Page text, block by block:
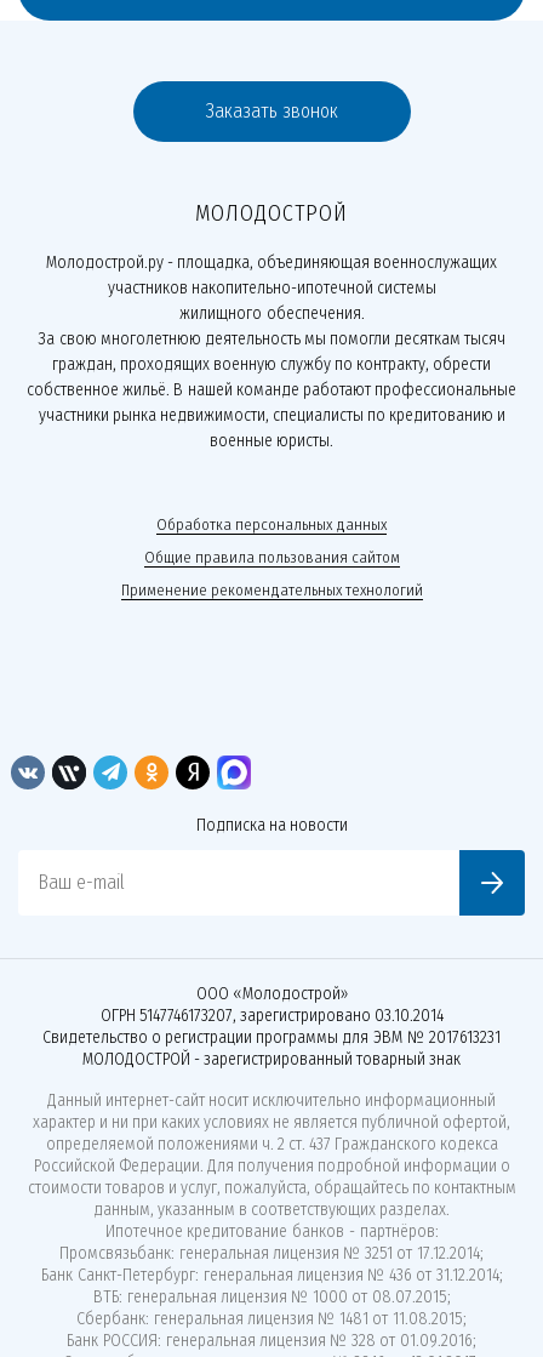
Заказать звонок
МОЛОДОСТРОЙ
Молодострой.ру - площадка, объединяющая военнослужащих
участников накопительно-ипотечной системы
жилищного обеспечения.
За свою многолетнюю деятельность мы помогли десяткам тысяч
граждан, проходящих военную службу по контракту, обрести
собственное жильё. В нашей команде работают профессиональные
участники рынка недвижимости, специалисты по кредитованию и
военные юристы.
Обработка персональных данных
Общие правила пользования сайтом
Применение рекомендательных технологий
Подписка на новости
Ваш e-mail
ООО «Молодострой»
ОГРН 5147746173207, зарегистрировано 03.10.2014
Свидетельство о регистрации программы для ЭВМ № 2017613231
МОЛОДОСТРОЙ - зарегистрированный товарный знак
Данный интернет-сайт носит исключительно информационный
характер и ни при каких условиях не является публичной офертой,
определяемой положениями ч. 2 ст. 437 Гражданского кодекса
Российской Федерации. Для получения подробной информации о
стоимости товаров и услуг, пожалуйста, обращайтесь по контактным
данным, указанным в соответствующих разделах.
Ипотечное кредитование банков - партнёров:
Промсвязьбанк: генеральная лицензия № 3251 от 17.12.2014;
Банк Санкт-Петербург: генеральная лицензия № 436 от 31.12.2014;
ВТБ: генеральная лицензия № 1000 от 08.07.2015;
Сбербанк: генеральная лицензия № 1481 от 11.08.2015;
Банк РОССИЯ: генеральная лицензия № 328 от 01.09.2016;